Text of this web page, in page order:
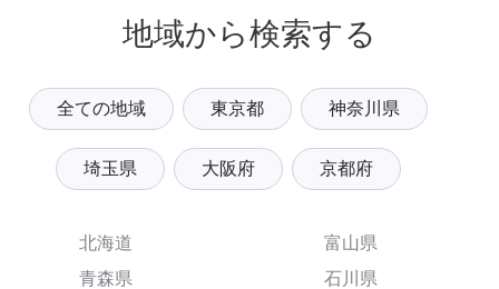
地域から検索する
全ての地域 東京都 神奈川県
埼玉県 大阪府 京都府
北海道
青森県
富山県
石川県